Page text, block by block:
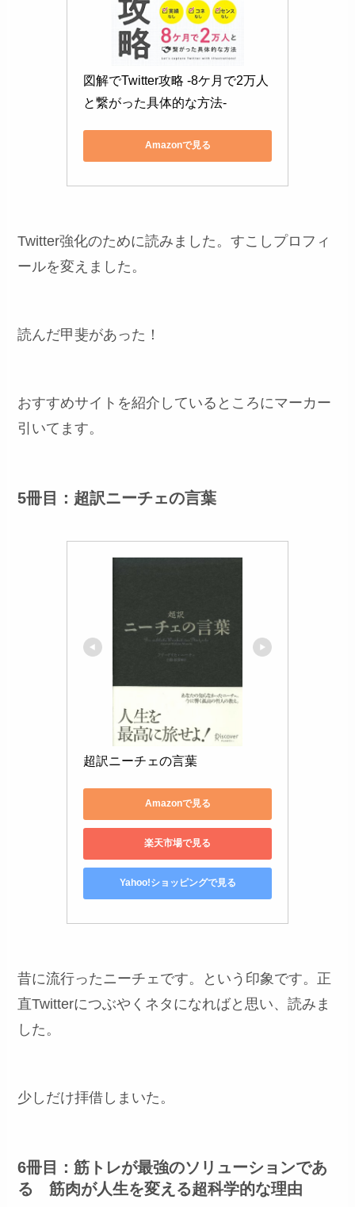
図解でTwitter攻略 -8ケ月で2万人
と繋がった具体的な方法-
Amazonで見る
Twitter強化のために読みました。すこしプロフィ
ールを変えました。
読んだ甲斐があった！
おすすめサイトを紹介しているところにマーカー
引いてます。
5冊目：超訳ニーチェの言葉
超訳ニーチェの言葉
Amazonで見る
楽天市場で見る
Yahoo!ショッピングで見る
昔に流行ったニーチェです。という印象です。正
直Twitterにつぶやくネタになればと思い、読みま
した。
少しだけ拝借しまいた。
6冊目：筋トレが最強のソリューションであ
る 筋肉が人生を変える超科学的な理由